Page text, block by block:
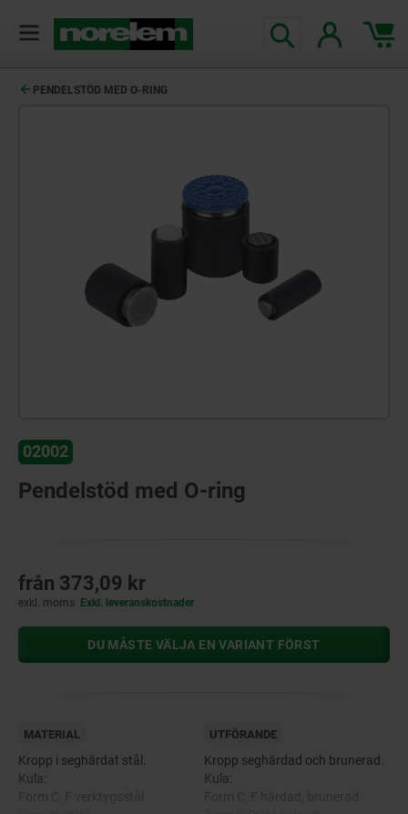
PENDELSTÖD MED O-RING
02002
Pendelstöd med O-ring
från 373,09 kr
exkl. moms Exkl. leveranskostnader
DU MÅSTE VÄLJA EN VARIANT FÖRST
MATERIAL
Kropp i seghärdat stål.
Kula:
UTFÖRANDE
Kropp seghärdad och brunerad.
Kula: